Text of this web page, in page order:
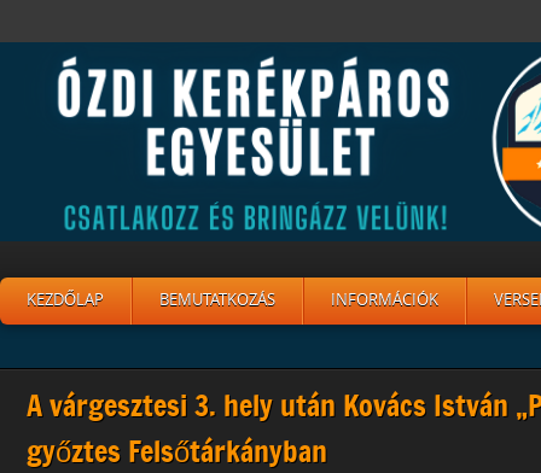
KEZDŐLAP BEMUTATKOZÁS INFORMÁCIÓK
A várgesztesi 3. hely után Kovács István
győztes Felsőtárkányban